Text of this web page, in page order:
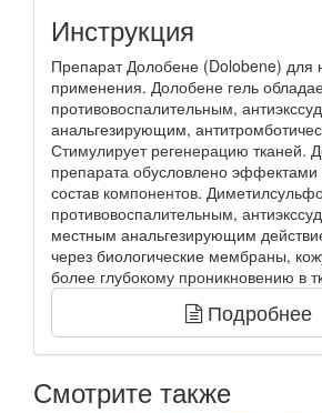
Инструкция
Препарат Долобене (Dolobene) для
применения. Долобене гель
противовоспалительным,
анальгезирующим,
Стимулирует регенерацию тканей.
препарата обусловлено эффектами
состав компонентов.
противовоспалительным,
местным анальгезирующим
через биологические мембраны,
более глубокому проникновению в
Подробнее
Смотрите также